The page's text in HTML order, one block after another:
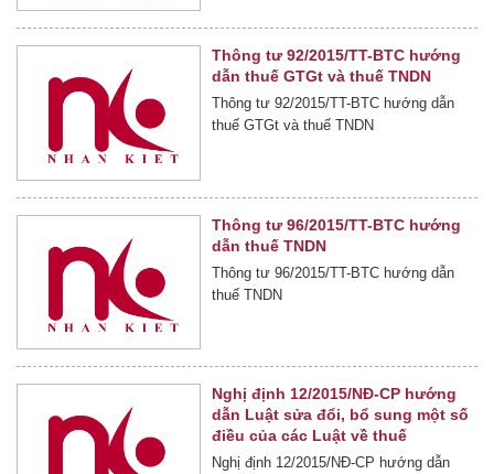
Thông tư 92/2015/TT-BTC hướng
dẫn thuế GTGt và thuế TNDN
Thông tư 92/2015/TT-BTC hướng dẫn
thuế GTGt và thuế TNDN
Thông tư 96/2015/TT-BTC hướng
dẫn thuế TNDN
Thông tư 96/2015/TT-BTC hướng dẫn
thuế TNDN
Nghị định 12/2015/NĐ-CP hướng
dẫn Luật sửa đổi, bổ sung một số
điều của các Luật về thuế
Nghị định 12/2015/NĐ-CP hướng dẫn